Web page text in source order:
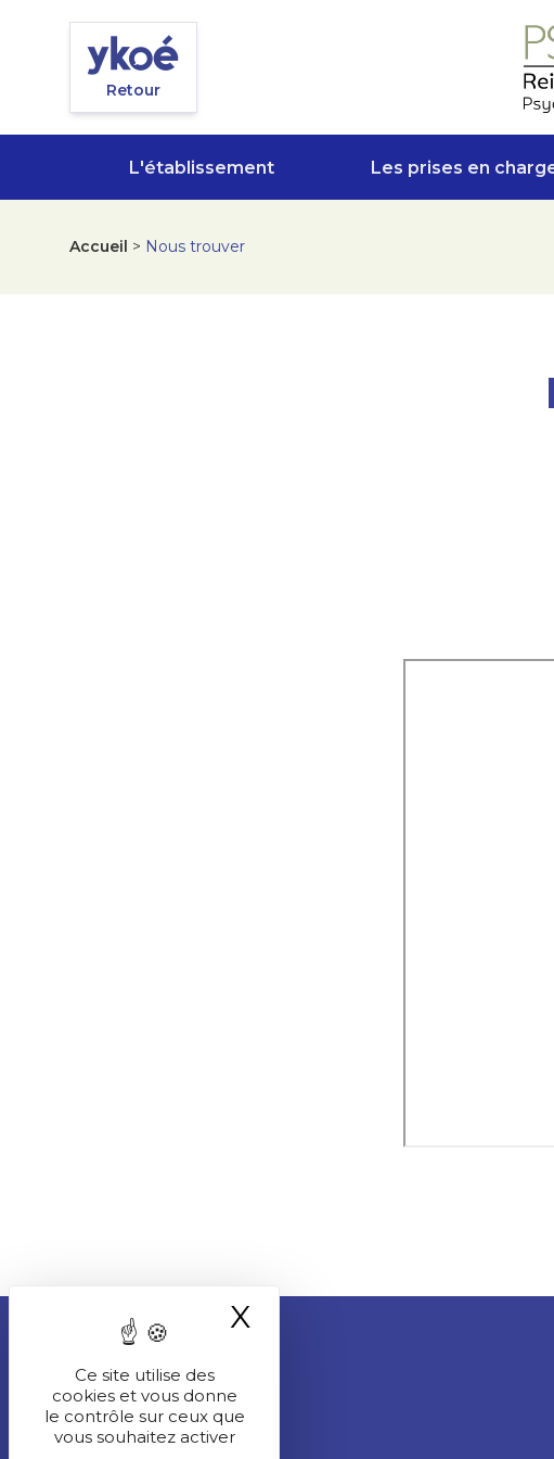
Retour
L'établissement Les prises en
Nous trouver
Accueil > Nous trouver
Panneau de gestion des cookies
Ce site utilise des
cookies et vous donne
le contrôle sur ceux que
vous souhaitez activer
X